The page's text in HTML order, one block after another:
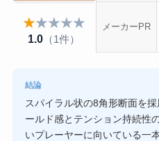
★★★★★
1.0 （1件）
メーカーPR
結論
スパイラル状の8角形断面を
ールド感とテンション持続性
いプレーヤーに向いている一本